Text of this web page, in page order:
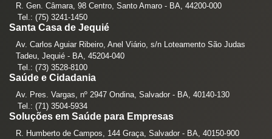
R. Gen. Câmara, 98 Centro, Santo Amaro - BA, 44200-000
Tel.: (75) 3241-1450
Santa Casa de Jequié
Av. Carlos Aguiar Ribeiro, Anel Viário, s/n Loteamento São Judas
Tadeu, Jequié - BA, 45204-040
Tel.: (73) 3528-8100
Saúde e Cidadania
Av. Pres. Vargas, nº 2947 Ondina, Salvador - BA, 40140-130
Tel.: (71) 3504-5934
Soluções em Saúde para Empresas
R. Humberto de Campos, 144 Graça, Salvador - BA, 40150-900